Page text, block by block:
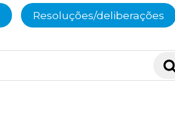
Resoluções/deliberações